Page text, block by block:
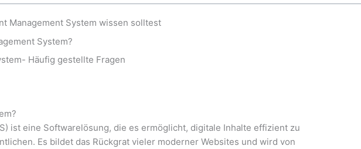
Management System wissen solltest
System?
Häufig gestellte Fragen
ist eine Softwarelösung, die es ermöglicht, digitale Inhalte effizient zu
Es bildet das Rückgrat vieler moderner Websites und wird von